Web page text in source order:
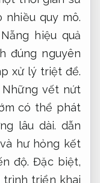
nhiều quy mô.
hiệu quả
đúng nguyên
xử lý triệt để.
Những vết nứt
có thể phát
lâu dài. dẫn
hư hỏng kết
độ. Đặc biệt,
trình triển khai